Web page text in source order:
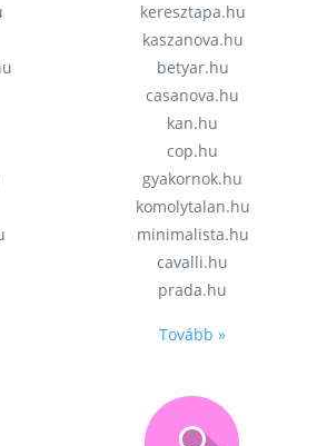
keresztapa.hu
kaszanova.hu
betyar.hu
casanova.hu
kan.hu
cop.hu
gyakornok.hu
komolytalan.hu
minimalista.hu
cavalli.hu
prada.hu
Tovább »